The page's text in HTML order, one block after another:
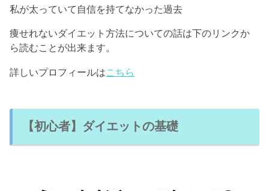
私が太っていて自信を持てなかった過去
痩せれないダイエット方法についての話は下のリンクか
ら読むことが出来ます。
詳しいプロフィールは こちら
【初心者】ダイエットの基礎